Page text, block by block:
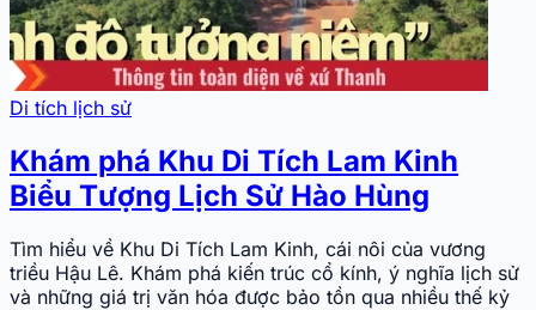
Di tích lịch sử
Khám phá Khu Di Tích Lam Kinh
Biểu Tượng Lịch Sử Hào Hùng
Tìm hiểu về Khu Di Tích Lam Kinh, cái nôi của vương
triều Hậu Lê. Khám phá kiến trúc cổ kính, ý nghĩa lịch sử
và những giá trị văn hóa được bảo tồn qua nhiều thế kỷ